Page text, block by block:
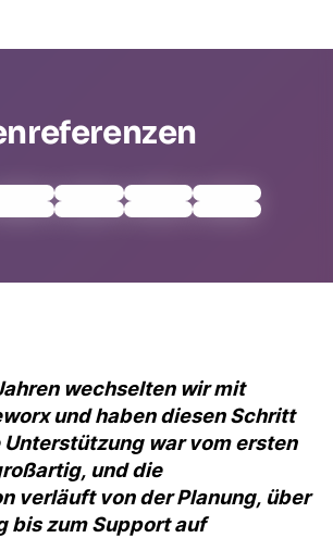
wechselten wir mit
und haben diesen Schritt
Unterstützung war vom ersten
und die
verläuft von der Planung, über
bis zum Support auf